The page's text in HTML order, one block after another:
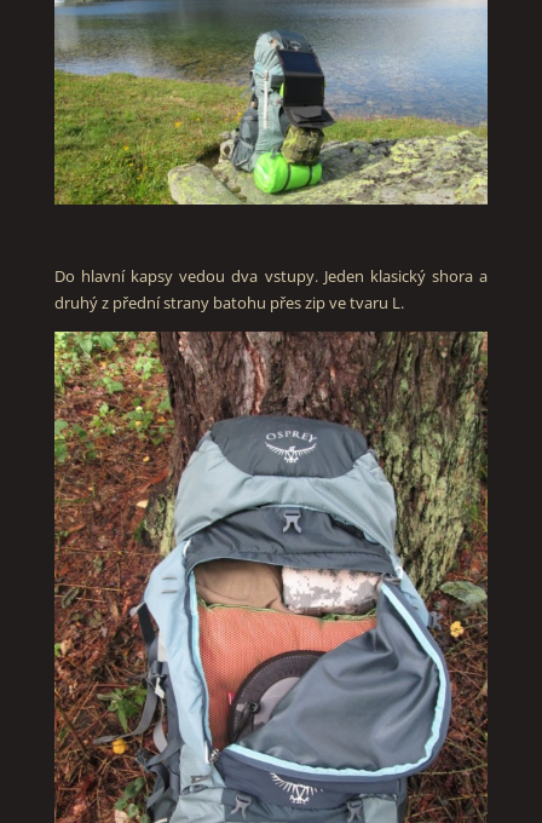
Do hlavní kapsy vedou dva vstupy. Jeden klasický shora a
druhý z přední strany batohu přes zip ve tvaru L.